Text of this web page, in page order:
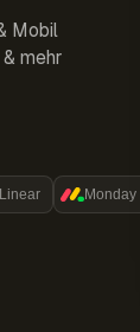
Mobil
mehr
Linear Monday